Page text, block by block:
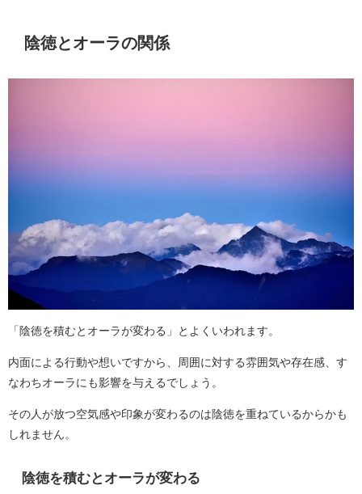
陰徳とオーラの関係
「陰徳を積むとオーラが変わる」とよくいわれます。
内面による行動や想いですから、周囲に対する雰囲気や存在感、す
なわちオーラにも影響を与えるでしょう。
その人が放つ空気感や印象が変わるのは陰徳を重ねているからかも
しれません。
陰徳を積むとオーラが変わる